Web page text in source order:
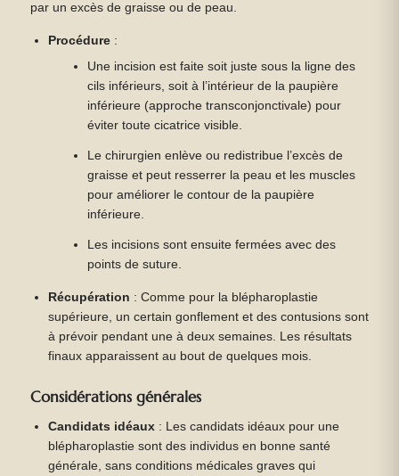
par un excès de graisse ou de peau.
Procédure :
Une incision est faite soit juste sous la ligne des
cils inférieurs, soit à l’intérieur de la paupière
inférieure (approche transconjonctivale) pour
éviter toute cicatrice visible.
Le chirurgien enlève ou redistribue l’excès de
graisse et peut resserrer la peau et les muscles
pour améliorer le contour de la paupière
inférieure.
Les incisions sont ensuite fermées avec des
points de suture.
Récupération : Comme pour la blépharoplastie
supérieure, un certain gonflement et des contusions sont
à prévoir pendant une à deux semaines. Les résultats
finaux apparaissent au bout de quelques mois.
Considérations générales
Candidats idéaux : Les candidats idéaux pour une
blépharoplastie sont des individus en bonne santé
générale, sans conditions médicales graves qui